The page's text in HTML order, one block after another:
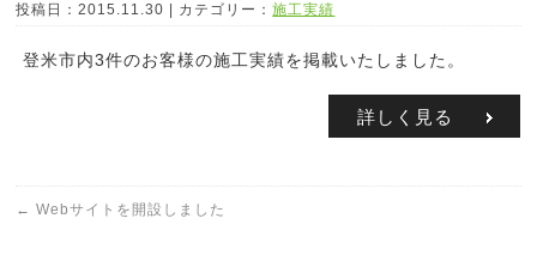
投稿日：2015.11.30 | カテゴリー：施工実績
登米市内3件のお客様の施工実績を掲載いたしました。
詳しく見る
← Webサイトを開設しました